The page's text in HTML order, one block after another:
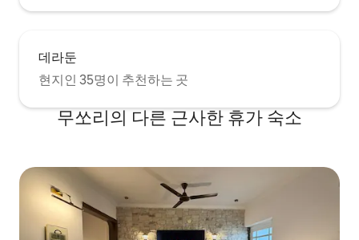
데라둔
현지인 35명이 추천하는 곳
무쏘리의 다른 근사한 휴가 숙소